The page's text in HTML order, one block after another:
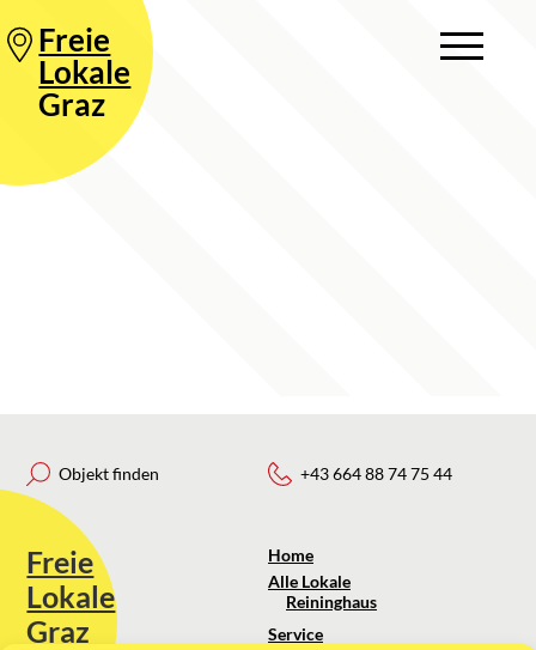
Freie
Lokale
Graz
Objekt finden
Freie
Lokale
Graz
+43 664 88 74 75 44
Home
Alle Lokale
Reininghaus
Service